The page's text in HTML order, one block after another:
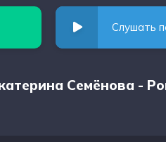
Слушать
Семёнова -